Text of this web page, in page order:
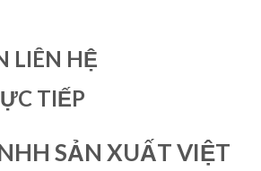
LIÊN HỆ
TIẾP
SẢN XUẤT VIỆT